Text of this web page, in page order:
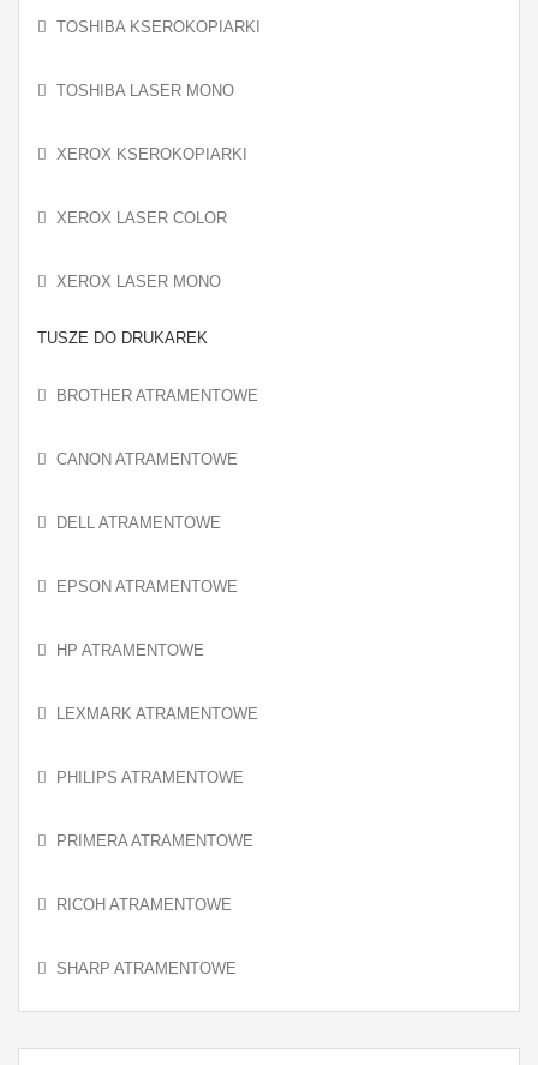
TOSHIBA KSEROKOPIARKI
TOSHIBA LASER MONO
XEROX KSEROKOPIARKI
XEROX LASER COLOR
XEROX LASER MONO
TUSZE DO DRUKAREK
BROTHER ATRAMENTOWE
CANON ATRAMENTOWE
DELL ATRAMENTOWE
EPSON ATRAMENTOWE
HP ATRAMENTOWE
LEXMARK ATRAMENTOWE
PHILIPS ATRAMENTOWE
PRIMERA ATRAMENTOWE
RICOH ATRAMENTOWE
SHARP ATRAMENTOWE